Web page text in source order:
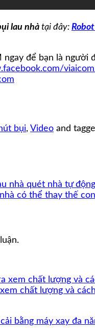
lau nhà tại đây:
để bạn là
bụi, Video and
nhà quét nhà tự
có thể thay thế
chất lượng và
bằng máy xay đa